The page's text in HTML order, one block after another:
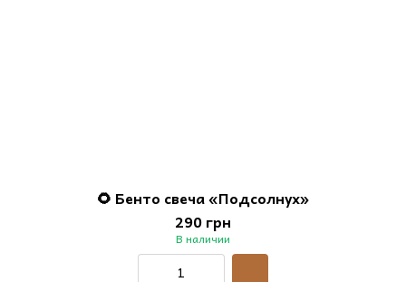
🌻 Бенто свеча «Подсолнух»
290 грн
В наличии